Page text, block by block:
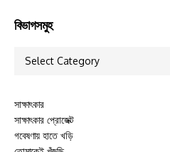
বিভাগসমুহ
সাক্ষাৎকার
সাক্ষাৎকার প্রোজেক্ট
গবেষণায় হাতে খড়ি